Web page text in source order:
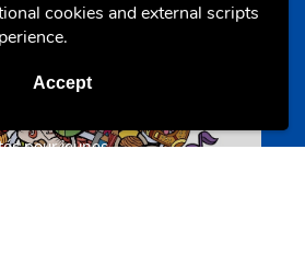
cookies and external scripts
Accept
pour jeunes